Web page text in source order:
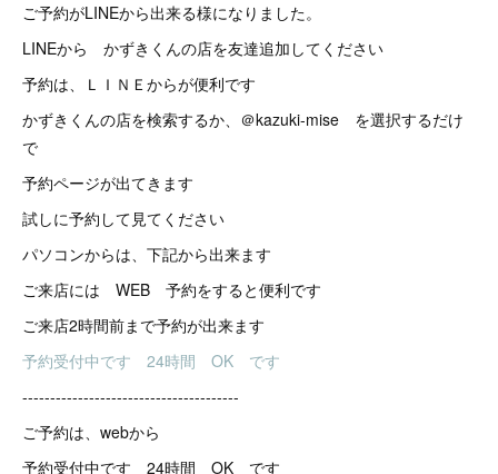
ご予約がLINEから出来る様になりました。
LINEから かずきくんの店を友達追加してください
予約は、ＬＩＮＥからが便利です
かずきくんの店を検索するか、＠kazuki-mise を選択するだけ
で
予約ページが出てきます
試しに予約して見てください
パソコンからは、下記から出来ます
ご来店には WEB 予約をすると便利です
ご来店2時間前まで予約が出来ます
予約受付中です 24時間 OK です
---------------------------------------
ご予約は、webから
予約受付中です 24時間 OK です